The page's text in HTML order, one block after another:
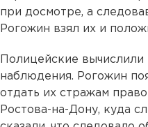
при досмотре, а
Рогожин взял их и
Полицейские
наблюдения. Рогожин
отдать их стражам
Ростова-на-Дону, куда